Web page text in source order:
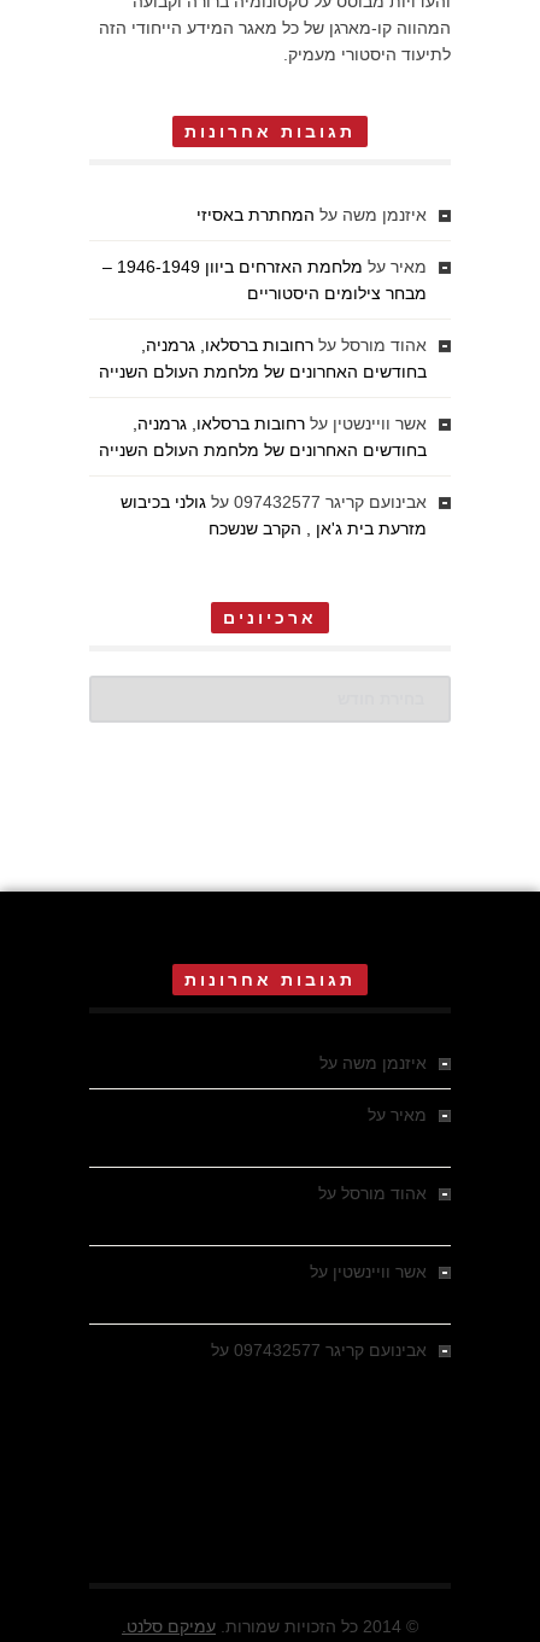
המהווה קו-מארגן של כל מאגר המידע הייחודי הזה
לתיעוד היסטורי מעמיק.
תגובות אחרונות
איזנמן משה על המחתרת באסיזי
מאיר על
מלחמת האזרחים ביוון 1946-1949 –
מבחר צילומים היסטוריים
אהוד מורסל על רחובות ברסלאו, גרמניה,
בחודשים האחרונים של מלחמת העולם השנייה
אשר וויינשטין על רחובות ברסלאו, גרמניה,
בחודשים האחרונים של מלחמת העולם השנייה
אבינועם קריגר 097432577 על גולני בכיבוש
מזרעת בית ג'אן , הקרב שנשכח
ארכיונים
תגובות אחרונות
איזנמן משה על
מאיר על
אהוד מורסל על
אשר וויינשטין על
אבינועם קריגר 097432577 על
© 2014 כל הזכויות שמורות. עמיקם סלנט.